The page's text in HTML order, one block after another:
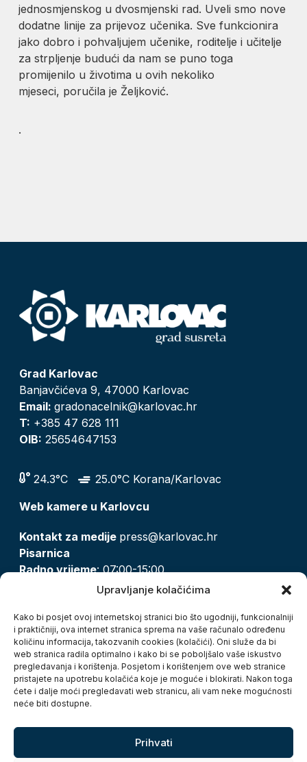
Upravljanje kolačićima
Kako bi posjet ovoj internetskoj stranici bio što ugodniji, funkcionalniji
i praktičniji, ova internet stranica sprema na vaše računalo određenu
količinu informacija, takozvanih cookies (kolačići). Oni služe da bi
web stranica radila optimalno i kako bi se poboljšalo vaše iskustvo
pregledavanja i korištenja. Posjetom i korištenjem ove web stranice
pristajete na upotrebu kolačića koje je moguće i blokirati. Nakon toga
ćete i dalje moći pregledavati web stranicu, ali vam neke mogućnosti
neće biti dostupne.
Prihvati
jednosmjenskog u dvosmjenski rad. Uveli smo nove
dodatne linije za prijevoz učenika. Sve funkcionira
jako dobro i pohvaljujem učenike, roditelje i učitelje
za strpljenje budući da nam se puno toga
promijenilo u životima u ovih nekoliko
mjeseci, poručila je Željković.
.
Grad Karlovac
Banjavčićeva 9, 47000 Karlovac
Email: gradonacelnik@karlovac.hr
T: +385 47 628 111
OIB: 25654647153
24.3°C
25.0°C Korana/Karlovac
Web kamere u Karlovcu
Kontakt za medije press@karlovac.hr
Pisarnica
Radno vrijeme: 07:00-15:00
pisarnica@karlovac.hr
Zaštita osobnih podataka
Pristup informacijama
Kolačići
Izjava o pristupačnosti
Turistička zajednica grada Karlovca